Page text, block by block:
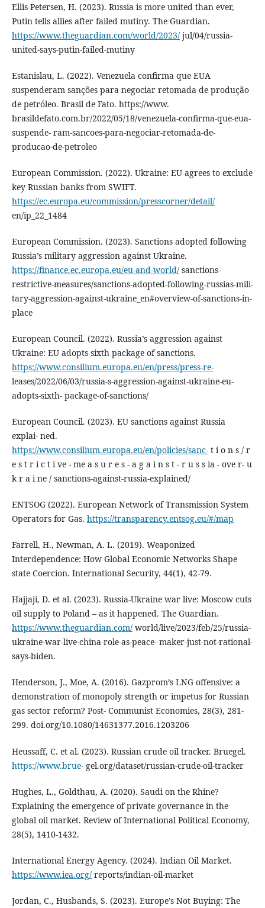
Ellis-Petersen, H. (2023). Russia is more united than ever,
Putin tells allies after failed mutiny. The Guardian.
https://www.theguardian.com/world/2023/jul/04/russia-
united-says-putin-failed-mutiny
Estanislau, L. (2022). Venezuela confirma que EUA
suspenderam sanções para negociar retomada de produção
de petróleo. Brasil de Fato. https://www.
brasildefato.com.br/2022/05/18/venezuela-confirma-que-eua-
suspende- ram-sancoes-para-negociar-retomada-de-
producao-de-petroleo
European Commission. (2022). Ukraine: EU agrees to exclude
key Russian banks from SWIFT.
https://ec.europa.eu/commission/presscorner/detail/
en/ip_22_1484
European Commission. (2023). Sanctions adopted following
Russia’s military aggression against Ukraine.
https://finance.ec.europa.eu/eu-and-world/sanctions-
restrictive-measures/sanctions-adopted-following-russias-mili-
tary-aggression-against-ukraine_en#overview-of-sanctions-in-
place
European Council. (2022). Russia’s aggression against
Ukraine: EU adopts sixth package of sanctions.
https://www.consilium.europa.eu/en/press/press-re-
leases/2022/06/03/russia-s-aggression-against-ukraine-eu-
adopts-sixth- package-of-sanctions/
European Council. (2023). EU sanctions against Russia
explai- ned.
https://www.consilium.europa.eu/en/policies/sanc-t i o n s / r
e s t r i c t i ve - me a s u r e s - a g a i n s t - r u s s ia - ove r- u
k r a i ne / sanctions-against-russia-explained/
ENTSOG (2022). European Network of Transmission System
Operators for Gas. https://transparency.entsog.eu/#/map
Farrell, H., Newman, A. L. (2019). Weaponized
Interdependence: How Global Economic Networks Shape
state Coercion. International Security, 44(1), 42-79.
Hajjaji, D. et al. (2023). Russia-Ukraine war live: Moscow cuts
oil supply to Poland – as it happened. The Guardian.
https://www.theguardian.com/world/live/2023/feb/25/russia-
ukraine-war-live-china-role-as-peace- maker-just-not-rational-
says-biden.
Henderson, J., Moe, A. (2016). Gazprom’s LNG offensive: a
demonstration of monopoly strength or impetus for Russian
gas sector reform? Post- Communist Economies, 28(3), 281-
299. doi.org/10.1080/14631377.2016.1203206
Heussaff, C. et al. (2023). Russian crude oil tracker. Bruegel.
https://www.brue-gel.org/dataset/russian-crude-oil-tracker
Hughes, L., Goldthau, A. (2020). Saudi on the Rhine?
Explaining the emergence of private governance in the
global oil market. Review of International Political Economy,
28(5), 1410-1432.
International Energy Agency. (2024). Indian Oil Market.
https://www.iea.org/reports/indian-oil-market
Jordan, C., Husbands, S. (2023). Europe’s Not Buying: The